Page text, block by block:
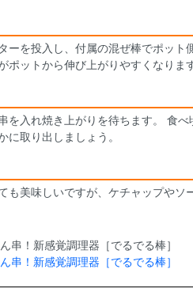
を投入し、付属の混ぜ棒でポット
ットから伸び上がりやすくなります
を入れ焼き上がりを待ちます。 食
に取り出しましょう。
も美味しいですが、ケチャップやソ